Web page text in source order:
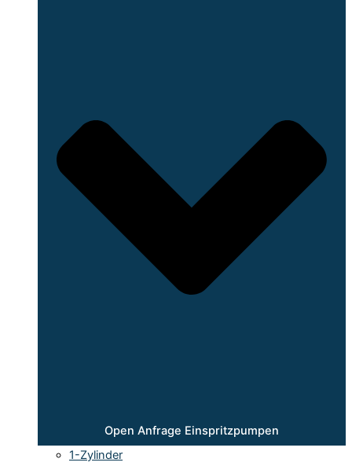
Open Anfrage Einspritzpumpen
1-Zylinder